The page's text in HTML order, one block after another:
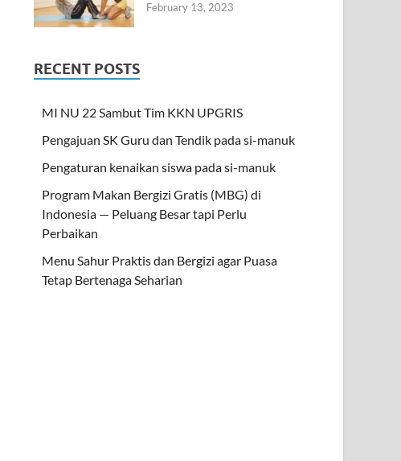
February 13, 2023
RECENT POSTS
MI NU 22 Sambut Tim KKN UPGRIS
Pengajuan SK Guru dan Tendik pada si-manuk
Pengaturan kenaikan siswa pada si-manuk
Program Makan Bergizi Gratis (MBG) di
Indonesia — Peluang Besar tapi Perlu
Perbaikan
Menu Sahur Praktis dan Bergizi agar Puasa
Tetap Bertenaga Seharian